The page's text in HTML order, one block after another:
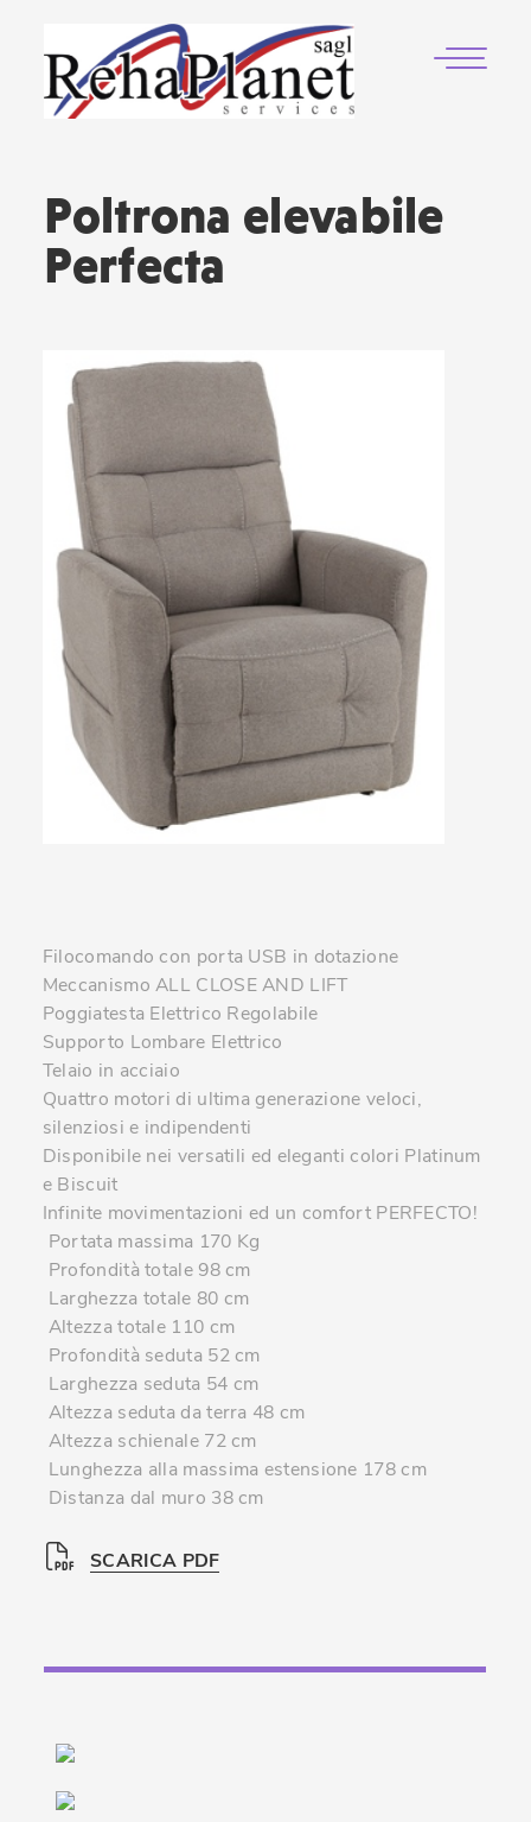
Poltrona elevabile
Perfecta
Filocomando con porta USB in dotazione
Meccanismo ALL CLOSE AND LIFT
Poggiatesta Elettrico Regolabile
Supporto Lombare Elettrico
Telaio in acciaio
Quattro motori di ultima generazione veloci,
silenziosi e indipendenti
Disponibile nei versatili ed eleganti colori Platinum
e Biscuit
Infinite movimentazioni ed un comfort PERFECTO!
Portata massima 170 Kg
Profondità totale 98 cm
Larghezza totale 80 cm
Altezza totale 110 cm
Profondità seduta 52 cm
Larghezza seduta 54 cm
Altezza seduta da terra 48 cm
Altezza schienale 72 cm
Lunghezza alla massima estensione 178 cm
Distanza dal muro 38 cm
SCARICA PDF